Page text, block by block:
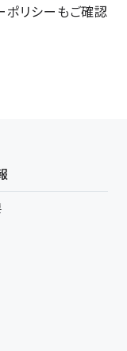
ポリシーもご確認